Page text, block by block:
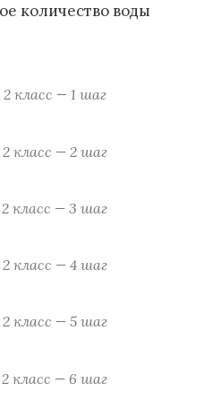
количество воды
2 класс — 1 шаг
2 класс — 2 шаг
2 класс — 3 шаг
2 класс — 4 шаг
2 класс — 5 шаг
2 класс — 6 шаг